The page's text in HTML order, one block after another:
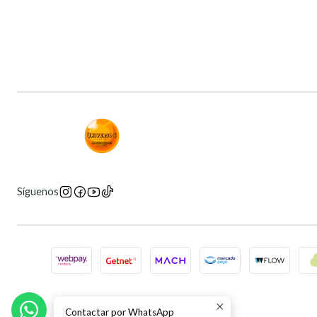
Síguenos
Contactar por WhatsApp